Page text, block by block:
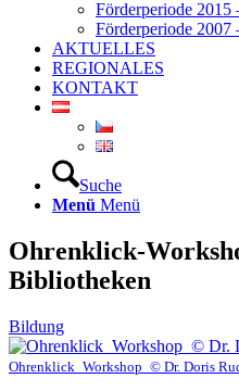
Förderperiode 2015
Förderperiode 2007
AKTUELLES
REGIONALES
KONTAKT
Suche
Menü Menü
Ohrenklick-
Bibliotheken
Bildung
Ohrenklick_Workshop_© Dr. Doris